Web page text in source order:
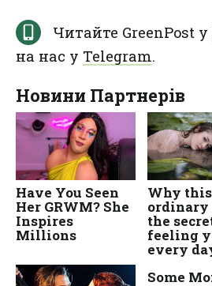
Читайте GreenPost у
на нас у Telegram.